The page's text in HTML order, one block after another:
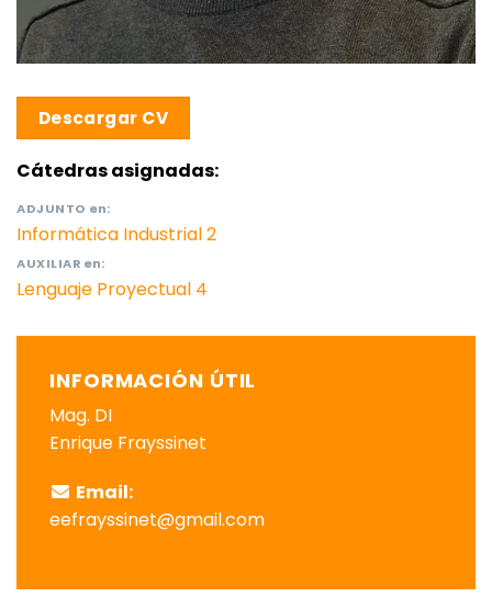
Descargar CV
Cátedras asignadas:
ADJUNTO en:
Informática Industrial 2
AUXILIAR en:
Lenguaje Proyectual 4
INFORMACIÓN ÚTIL
Mag. DI
Enrique Frayssinet
Email:
eefrayssinet@gmail.com